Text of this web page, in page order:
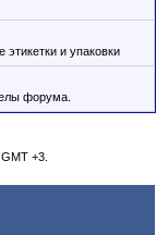
и упаковки
форума.
+3.